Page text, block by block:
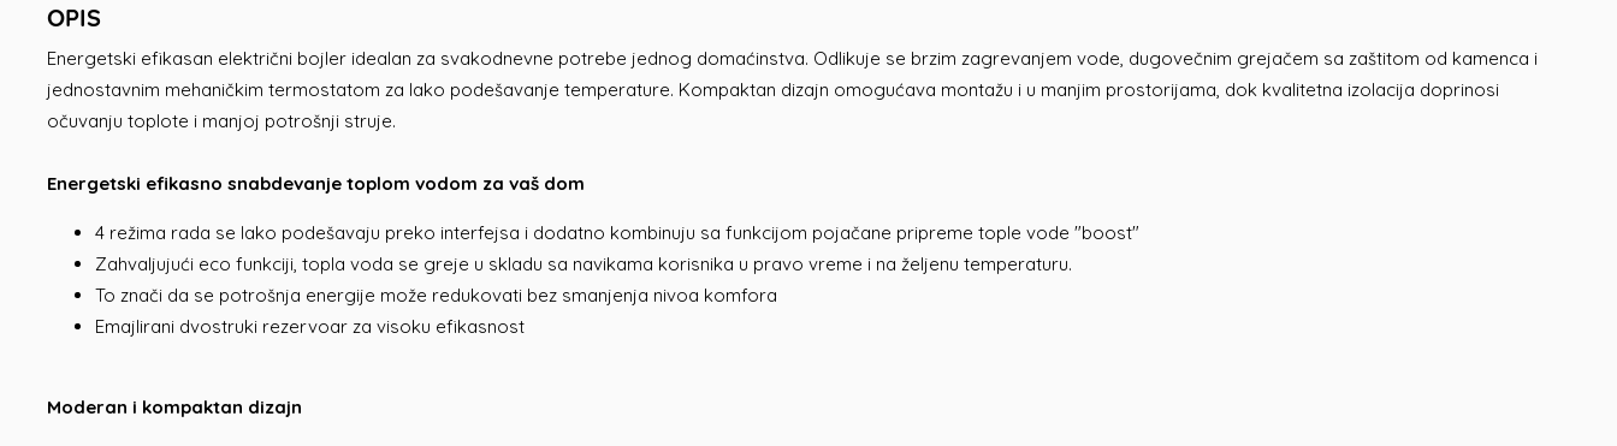
OPIS
Energetski efikasan električni bojler idealan za svakodnevne potrebe jednog domaćinstva. Odlikuje se brzim zagrevanjem vode, dugovečnim grejačem sa zaštitom od kamenca i
jednostavnim mehaničkim termostatom za lako podešavanje temperature. Kompaktan dizajn omogućava montažu i u manjim prostorijama, dok kvalitetna izolacija doprinosi
očuvanju toplote i manjoj potrošnji struje.
Energetski efikasno snabdevanje toplom vodom za vaš dom
4 režima rada se lako podešavaju preko interfejsa i dodatno kombinuju sa funkcijom pojačane pripreme tople vode "boost"
Zahvaljujući eco funkciji, topla voda se greje u skladu sa navikama korisnika u pravo vreme i na željenu temperaturu.
To znači da se potrošnja energije može redukovati bez smanjenja nivoa komfora
Emajlirani dvostruki rezervoar za visoku efikasnost
Moderan i kompaktan dizajn